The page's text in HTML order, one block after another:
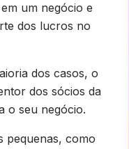
um negócio e
dos lucros no
dos casos, o
dos sócios da
o seu negócio.
pequenas, como